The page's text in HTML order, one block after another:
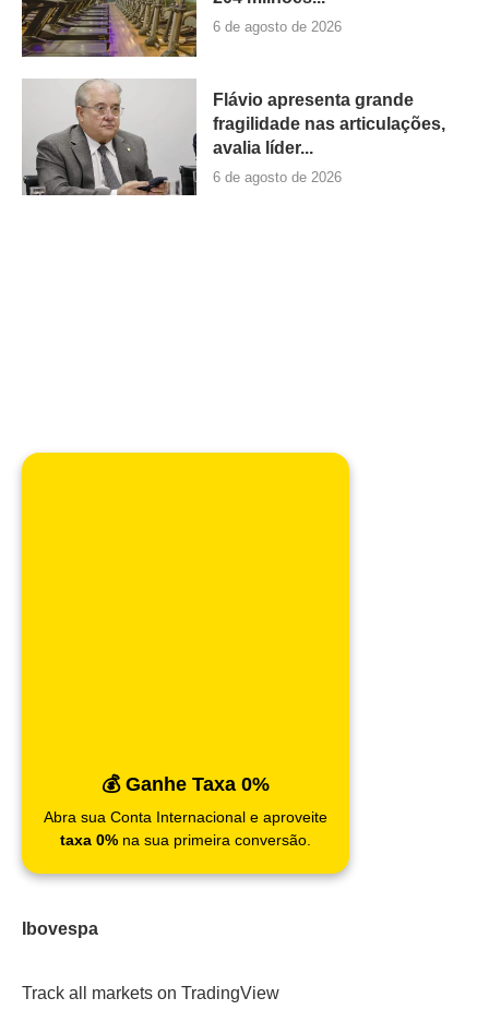
6 de agosto de 2026
Flávio apresenta grande
fragilidade nas articulações,
avalia líder...
6 de agosto de 2026
💰 Ganhe Taxa 0%
Abra sua Conta Internacional e aproveite
taxa 0% na sua primeira conversão.
Ibovespa
Track all markets on TradingView